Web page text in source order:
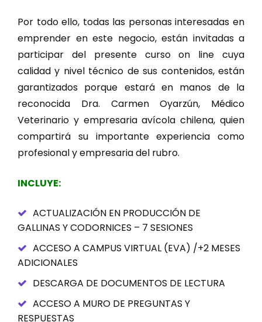
Por todo ello, todas las personas interesadas en
emprender en este negocio, están invitadas a
participar del presente curso on line cuya
calidad y nivel técnico de sus contenidos, están
garantizados porque estará en manos de la
reconocida Dra. Carmen Oyarzún, Médico
Veterinario y empresaria avícola chilena, quien
compartirá su importante experiencia como
profesional y empresaria del rubro.
INCLUYE:
ACTUALIZACIÓN EN PRODUCCIÓN DE
GALLINAS Y CODORNICES – 7 SESIONES
ACCESO A CAMPUS VIRTUAL (EVA) /+2 MESES
ADICIONALES
DESCARGA DE DOCUMENTOS DE LECTURA
ACCESO A MURO DE PREGUNTAS Y
RESPUESTAS